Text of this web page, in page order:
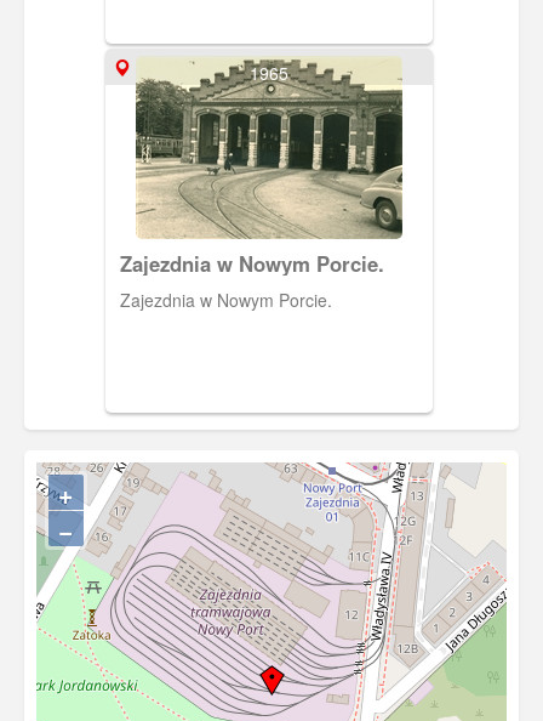
1965
Zajezdnia w Nowym Porcie.
Zajezdnia w Nowym Porcie.
+
−